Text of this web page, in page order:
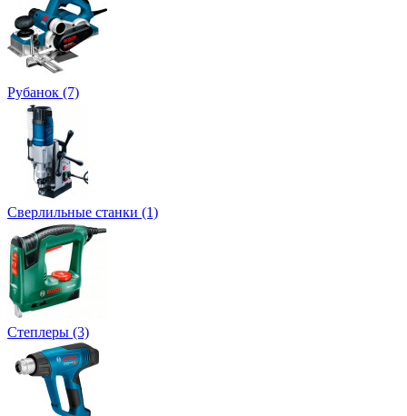
Рубанок (7)
Сверлильные станки (1)
Степлеры (3)